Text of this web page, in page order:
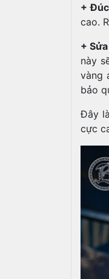
+
cao.
+
này
vàng
bảo
Đây
cực